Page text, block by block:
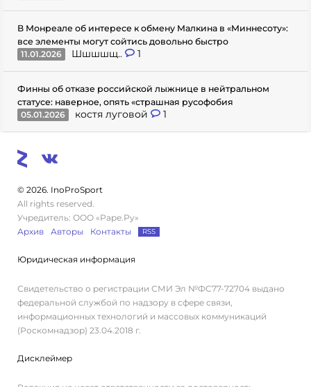
В Монреале об интересе к обмену Малкина в «Миннесоту»:
все элементы могут сойтись довольно быстро
11.01.2026
Шшшшщ.. 1
Финны об отказе российской лыжнице в нейтральном
статусе: наверное, опять «страшная русофобия
05.01.2026
костя луговой 1
© 2026. InoProSport
All rights reserved.
Учредитель: ООО «Раре.Ру»
Архив
Авторы Контакты RSS
Юридическая информация
Свидетельство о регистрации СМИ Эл №ФС77-72704 выдано
федеральной службой по надзору в сфере связи,
информационных технологий и массовых коммуникаций
(Роскомнадзор) 23.04.2018 г.
Дисклеймер